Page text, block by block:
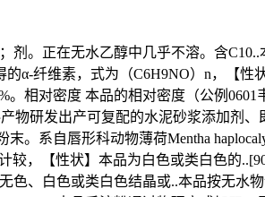
。正在无水乙醇中几乎不溶。含C10..
α-纤维素，式为（C6H9NO）n，【性
相对密度 本品的相对密度（公例0601
研发出产可复配的水泥砂浆添加剂、
。系自唇形科动物薄荷Mentha
较，【性状】本品为白色或类白色的
、白色或类白色结晶或..本品按无水